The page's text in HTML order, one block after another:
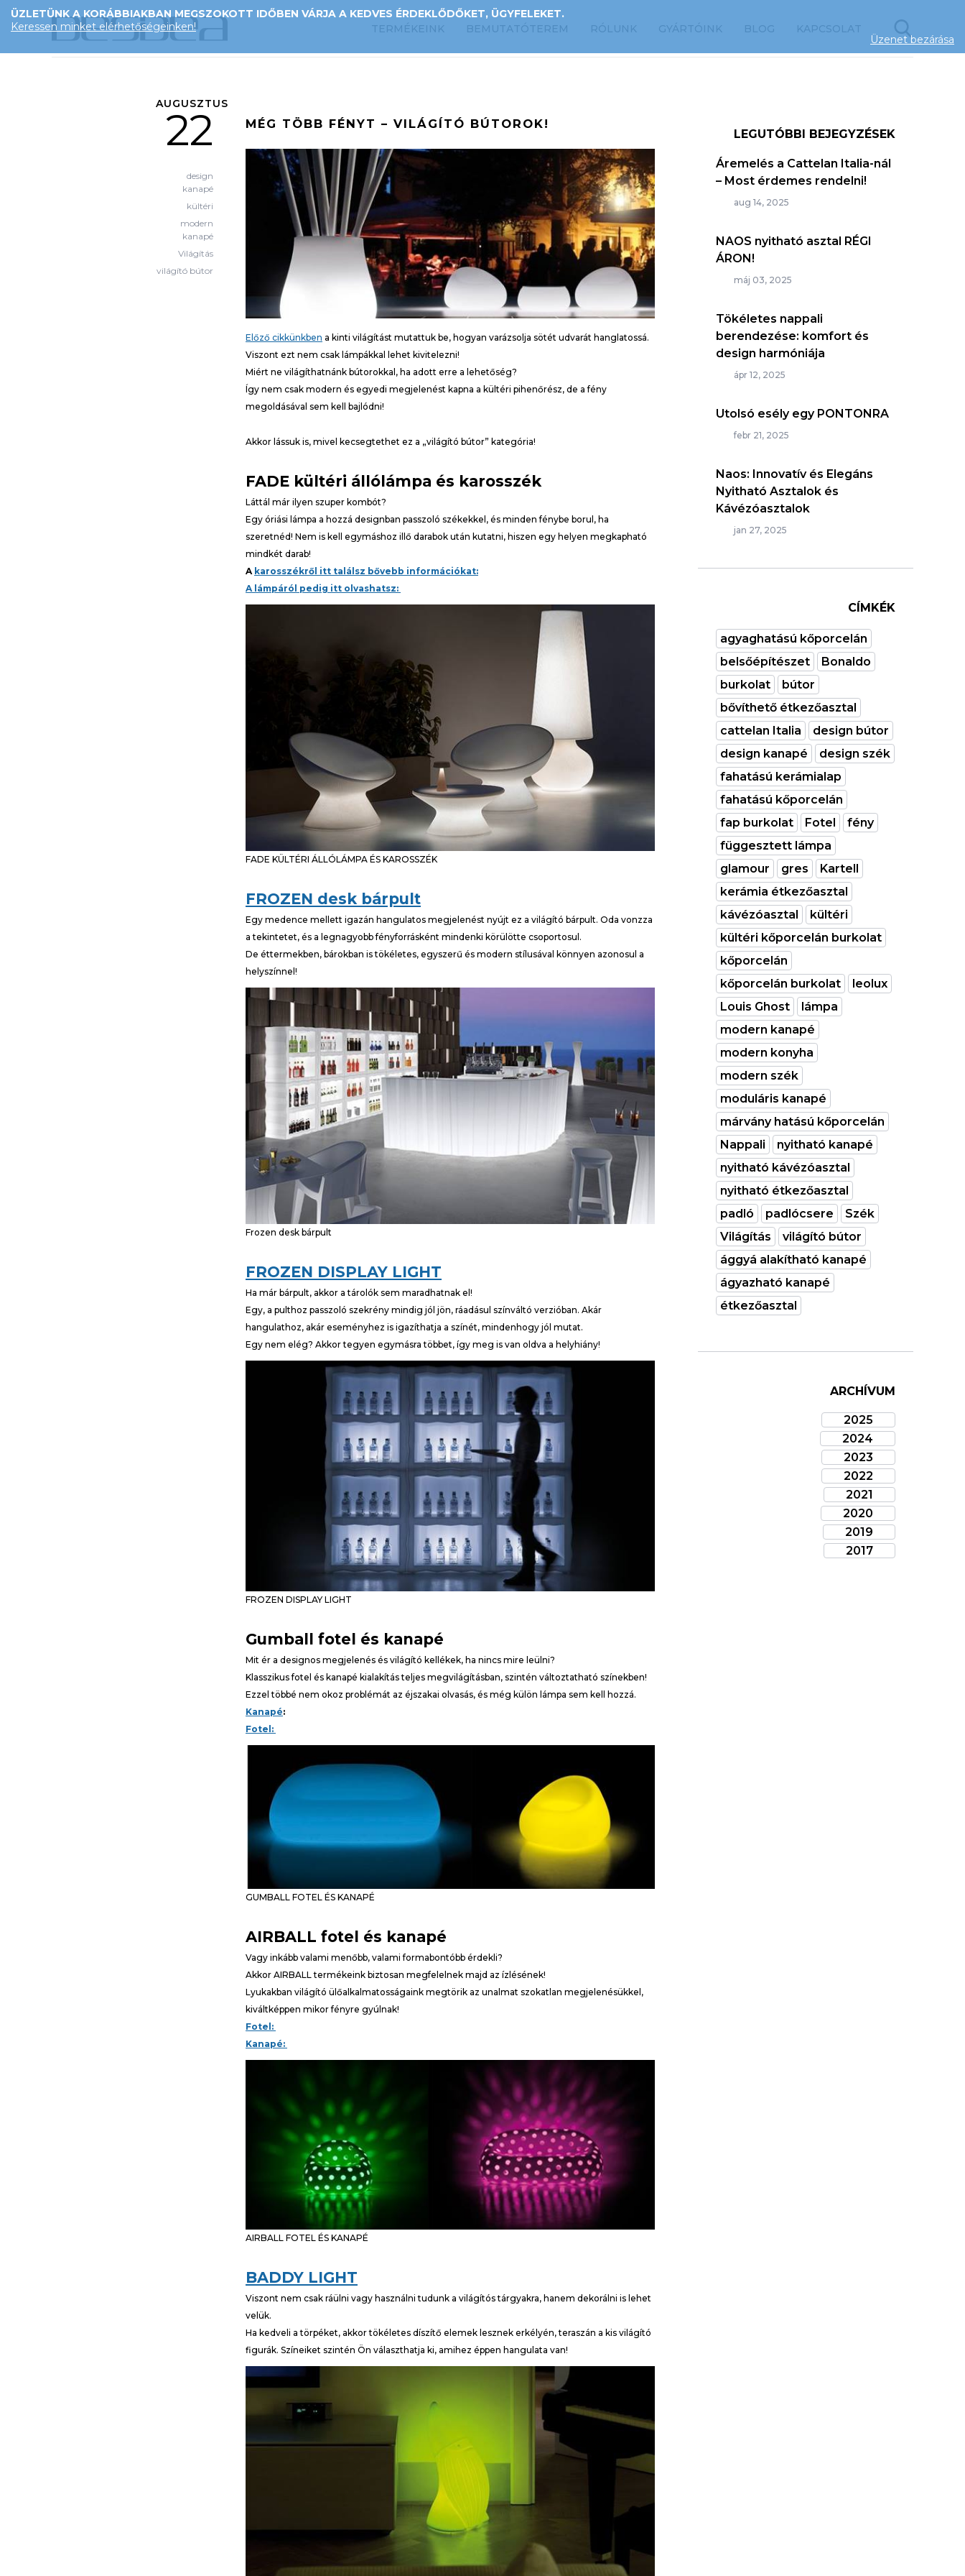
ÜZLETÜNK A KORÁBBIAKBAN MEGSZOKOTT IDŐBEN VÁRJA A KEDVES ÉRDEKLŐDŐKET, ÜGYFELEKET.
Keressen minket elérhetőségeinken!
Üzenet bezárása
TERMÉKEINK BEMUTATÓTEREM RÓLUNK GYÁRTÓINK BLOG KAPCSOLAT
AUGUSZTUS
22
design
kanapé
kültéri
modern
kanapé
Világítás
világító bútor
MÉG TÖBB FÉNYT – VILÁGÍTÓ BÚTOROK!
Előző cikkünkben a kinti világítást mutattuk be, hogyan varázsolja sötét udvarát hanglatossá.
Viszont ezt nem csak lámpákkal lehet kivitelezni!
Miért ne világíthatnánk bútorokkal, ha adott erre a lehetőség?
Így nem csak modern és egyedi megjelenést kapna a kültéri pihenőrész, de a fény
megoldásával sem kell bajlódni!
Akkor lássuk is, mivel kecsegtethet ez a „világító bútor” kategória!
FADE kültéri állólámpa és karosszék
Láttál már ilyen szuper kombót?
Egy óriási lámpa a hozzá designban passzoló székekkel, és minden fénybe borul, ha
szeretnéd! Nem is kell egymáshoz illő darabok után kutatni, hiszen egy helyen megkapható
mindkét darab!
A karosszékről itt találsz bővebb információkat:
A lámpáról pedig itt olvashatsz:
FADE KÜLTÉRI ÁLLÓLÁMPA ÉS KAROSSZÉK
FROZEN desk bárpult
Egy medence mellett igazán hangulatos megjelenést nyújt ez a világító bárpult. Oda vonzza
a tekintetet, és a legnagyobb fényforrásként mindenki körülötte csoportosul.
De éttermekben, bárokban is tökéletes, egyszerű és modern stílusával könnyen azonosul a
helyszínnel!
Frozen desk bárpult
FROZEN DISPLAY LIGHT
Ha már bárpult, akkor a tárolók sem maradhatnak el!
Egy, a pulthoz passzoló szekrény mindig jól jön, ráadásul színváltó verzióban. Akár
hangulathoz, akár eseményhez is igazíthatja a színét, mindenhogy jól mutat.
Egy nem elég? Akkor tegyen egymásra többet, így meg is van oldva a helyhiány!
FROZEN DISPLAY LIGHT
Gumball fotel és kanapé
Mit ér a designos megjelenés és világító kellékek, ha nincs mire leülni?
Klasszikus fotel és kanapé kialakítás teljes megvilágításban, szintén változtatható színekben!
Ezzel többé nem okoz problémát az éjszakai olvasás, és még külön lámpa sem kell hozzá.
Kanapé:
Fotel:
GUMBALL FOTEL ÉS KANAPÉ
AIRBALL fotel és kanapé
Vagy inkább valami menőbb, valami formabontóbb érdekli?
Akkor AIRBALL termékeink biztosan megfelelnek majd az ízlésének!
Lyukakban világító ülőalkalmatosságaink megtörik az unalmat szokatlan megjelenésükkel,
kiváltképpen mikor fényre gyúlnak!
Fotel:
Kanapé:
AIRBALL FOTEL ÉS KANAPÉ
BADDY LIGHT
Viszont nem csak ráülni vagy használni tudunk a világítós tárgyakra, hanem dekorálni is lehet
velük.
Ha kedveli a törpéket, akkor tökéletes díszítő elemek lesznek erkélyén, teraszán a kis világító
figurák. Színeiket szintén Ön választhatja ki, amihez éppen hangulata van!
LEGUTÓBBI BEJEGYZÉSEK
Áremelés a Cattelan Italia-nál
– Most érdemes rendelni!
aug 14, 2025
NAOS nyitható asztal RÉGI
ÁRON!
máj 03, 2025
Tökéletes nappali
berendezése: komfort és
design harmóniája
ápr 12, 2025
Utolsó esély egy PONTONRA
febr 21, 2025
Naos: Innovatív és Elegáns
Nyitható Asztalok és
Kávézóasztalok
jan 27, 2025
CÍMKÉK
agyaghatású kőporcelán
belsőépítészet
Bonaldo
burkolat
bútor
bővíthető étkezőasztal
cattelan Italia
design bútor
design kanapé
design szék
fahatású kerámialap
fahatású kőporcelán
fap burkolat
Fotel
fény
függesztett lámpa
glamour
gres
Kartell
kerámia étkezőasztal
kávézóasztal
kültéri
kültéri kőporcelán burkolat
kőporcelán
kőporcelán burkolat
leolux
Louis Ghost
lámpa
modern kanapé
modern konyha
modern szék
moduláris kanapé
márvány hatású kőporcelán
Nappali
nyitható kanapé
nyitható kávézóasztal
nyitható étkezőasztal
padló
padlócsere
Szék
Világítás
világító bútor
ággyá alakítható kanapé
ágyazható kanapé
étkezőasztal
ARCHÍVUM
2025
2024
2023
2022
2021
2020
2019
2017